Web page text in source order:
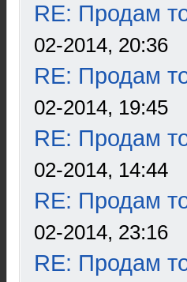
RE: Продам
02-2014, 20:36
RE: Продам
02-2014, 19:45
RE: Продам
02-2014, 14:44
RE: Продам
02-2014, 23:16
RE: Продам